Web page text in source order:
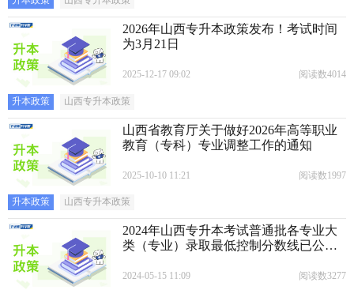
2026年山西专升本政策发布！考试时间
为3月21日
2025-12-17 09:02 阅读数4014
升本政策 山西专升本政策
山西省教育厅关于做好2026年高等职业
教育（专科）专业调整工作的通知
2025-10-10 11:21 阅读数1997
升本政策 山西专升本政策
2024年山西专升本考试普通批各专业大
类（专业）录取最低控制分数线已公
2024-05-15 11:09 阅读数3277